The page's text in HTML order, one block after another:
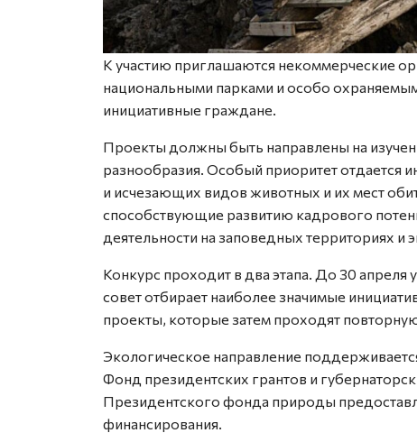
К участию приглашаются некоммерческие
национальными парками и особо
инициативные граждане.
Проекты должны быть направлены на
разнообразия. Особый приоритет отдается
и исчезающих видов животных и их мест
способствующие развитию кадрового
деятельности на заповедных территориях
Конкурс проходит в два этапа. До 30 апреля
совет отбирает наиболее значимые
проекты, которые затем проходят
Экологическое направление
Фонд президентских грантов и
Президентского фонда природы
финансирования.